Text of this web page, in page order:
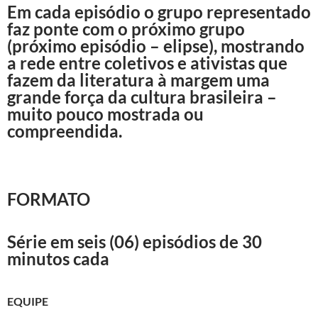
Em cada episódio o grupo representado
faz ponte com o próximo grupo
(próximo episódio – elipse), mostrando
a rede entre coletivos e ativistas que
fazem da literatura à margem uma
grande força da cultura brasileira –
muito pouco mostrada ou
compreendida.
FORMATO
Série em seis (06) episódios de 30
minutos cada
EQUIPE